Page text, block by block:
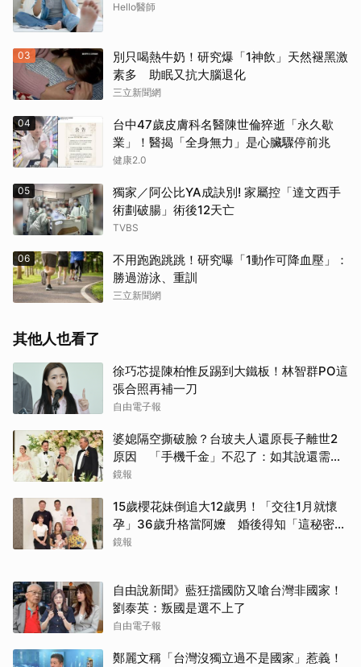
Hello醫師
03
別只喝熱牛奶！研究爆「1神飲」天然褪黑激
素多 助眠又抗大腦退化
三立新聞網
04
台中47歲皮膚科名醫陳世倫猝逝「永久歇
業」！醫揭「全身無力」是心臟驟停前兆
健康2.0
05
獨家／阿公比YA成訣別! 家屬控「達文西手
術劃破腸」術後12天亡
TVBS
06
不用跑跑跳跳！研究曝「1動作可降血壓」：
勝過游泳、重訓
三立新聞網
其他人也看了
徐巧芯提陳柏惟反踢到大鐵板！林智群PO這
張合照再補一刀
自由電子報
婆媳隔空撕破臉？台玻夫人還原長子離世2
原因 「手機千金」不忍了：如其說還需要
離開嗎？
鏡報
15歲櫻花妹倒追大12歲男！「交往1月就懷
孕」36歲升格當阿嬤 婚後得知「這秘密」
傻眼了
鏡報
自由說新聞》藍狂擋國防又嗆台灣非國家！
劉泰英：叛國是選不上了
自由電子報
鄭麗文稱「台灣沒獨立過不是國家」惹義！